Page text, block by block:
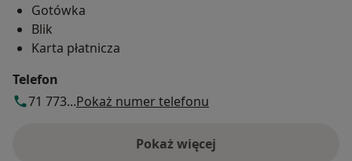
Gotówka
Blik
Karta płatnicza
Telefon
71 773...Pokaż numer telefonu
Pokaż więcej
o adresie